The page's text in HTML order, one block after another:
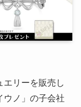
リーを販売し
ウノ」の子会社